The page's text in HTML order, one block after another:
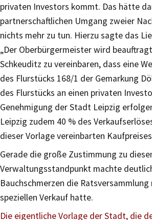
privaten Investors kommt. Das hätte
partnerschaftlichen Umgang zweier
nichts mehr zu tun. Hierzu sagte das
„Der Oberbürgermeister wird
Schkeuditz zu vereinbaren, dass eine
des Flurstücks 168/1 der Gemarkung
des Flurstücks an einen privaten
Genehmigung der Stadt Leipzig
Leipzig zudem 40 % des
dieser Vorlage vereinbarten
Gerade die große Zustimmung zu
Verwaltungsstandpunkt machte
Bauchschmerzen die
speziellen Verkauf hatte.
Die eigentliche Vorlage der Stadt, die